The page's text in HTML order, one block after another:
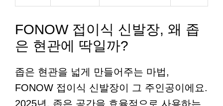
FONOW 접이식 신발장, 왜 좁
은 현관에 딱일까?
좁은 현관을 넓게 만들어주는 마법,
FONOW 접이식 신발장이 그 주인공이에요.
2025년, 좁은 공간을 효율적으로 사용하는